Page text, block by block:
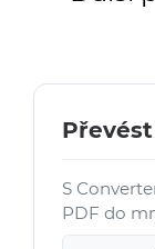
S
PDF do